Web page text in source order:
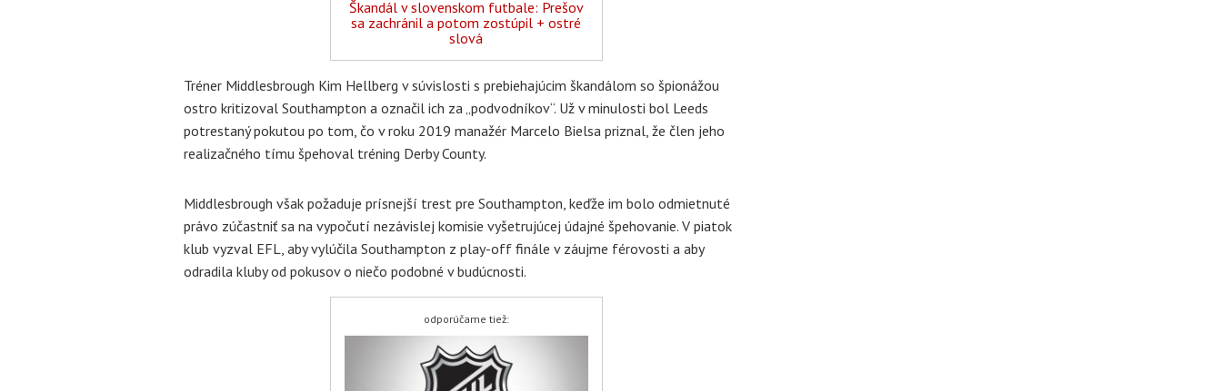
Škandál v slovenskom futbale: Prešov
sa zachránil a potom zostúpil + ostré
slová
Tréner Middlesbrough Kim Hellberg v súvislosti s prebiehajúcim škandálom so špionážou
ostro kritizoval Southampton a označil ich za „podvodníkov“. Už v minulosti bol Leeds
potrestaný pokutou po tom, čo v roku 2019 manažér Marcelo Bielsa priznal, že člen jeho
realizačného tímu špehoval tréning Derby County.
Middlesbrough však požaduje prísnejší trest pre Southampton, keďže im bolo odmietnuté
právo zúčastniť sa na vypočutí nezávislej komisie vyšetrujúcej údajné špehovanie. V piatok
klub vyzval EFL, aby vylúčila Southampton z play-off finále v záujme férovosti a aby
odradila kluby od pokusov o niečo podobné v budúcnosti.
odporúčame tiež: